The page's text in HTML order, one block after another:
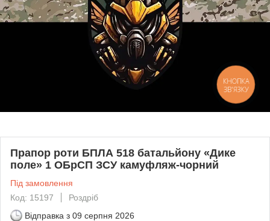
Прапор роти БПЛА 518 батальйону «Дике
поле» 1 ОБрСП ЗСУ камуфляж-чорний
Під замовлення
Код: 15197
Роздріб
Відправка з 09 серпня 2026
КНОПКА
ЗВ'ЯЗКУ